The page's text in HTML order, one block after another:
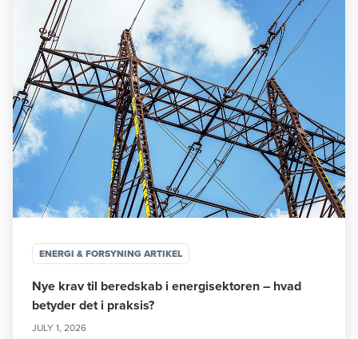
ENERGI & FORSYNING ARTIKEL
Nye krav til beredskab i energisektoren – hvad
betyder det i praksis?
JULY 1, 2026